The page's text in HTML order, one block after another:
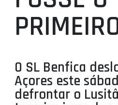
AGENTES
AGENDA
MINIBASQUETE
ÁREA TÉCNICA
PROJETOS
O SL Benfica
Açores este
defrontar o